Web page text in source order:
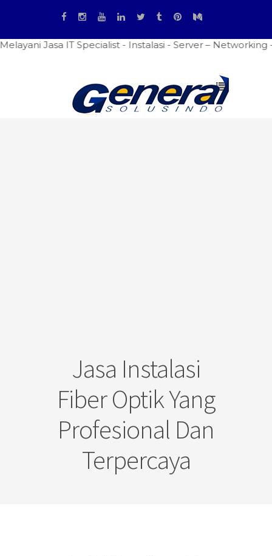
IT Specialist - Instalasi - Server – Networking -
Jasa Instalasi
Fiber Optik Yang
Profesional Dan
Terpercaya